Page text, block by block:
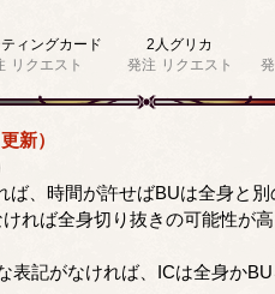
ィングカード
リクエスト
2人グリカ
発注 リクエスト
新）
、時間が許せばBUは全身と別
れば全身切り抜きの可能性が高
記がなければ、ICは全身か